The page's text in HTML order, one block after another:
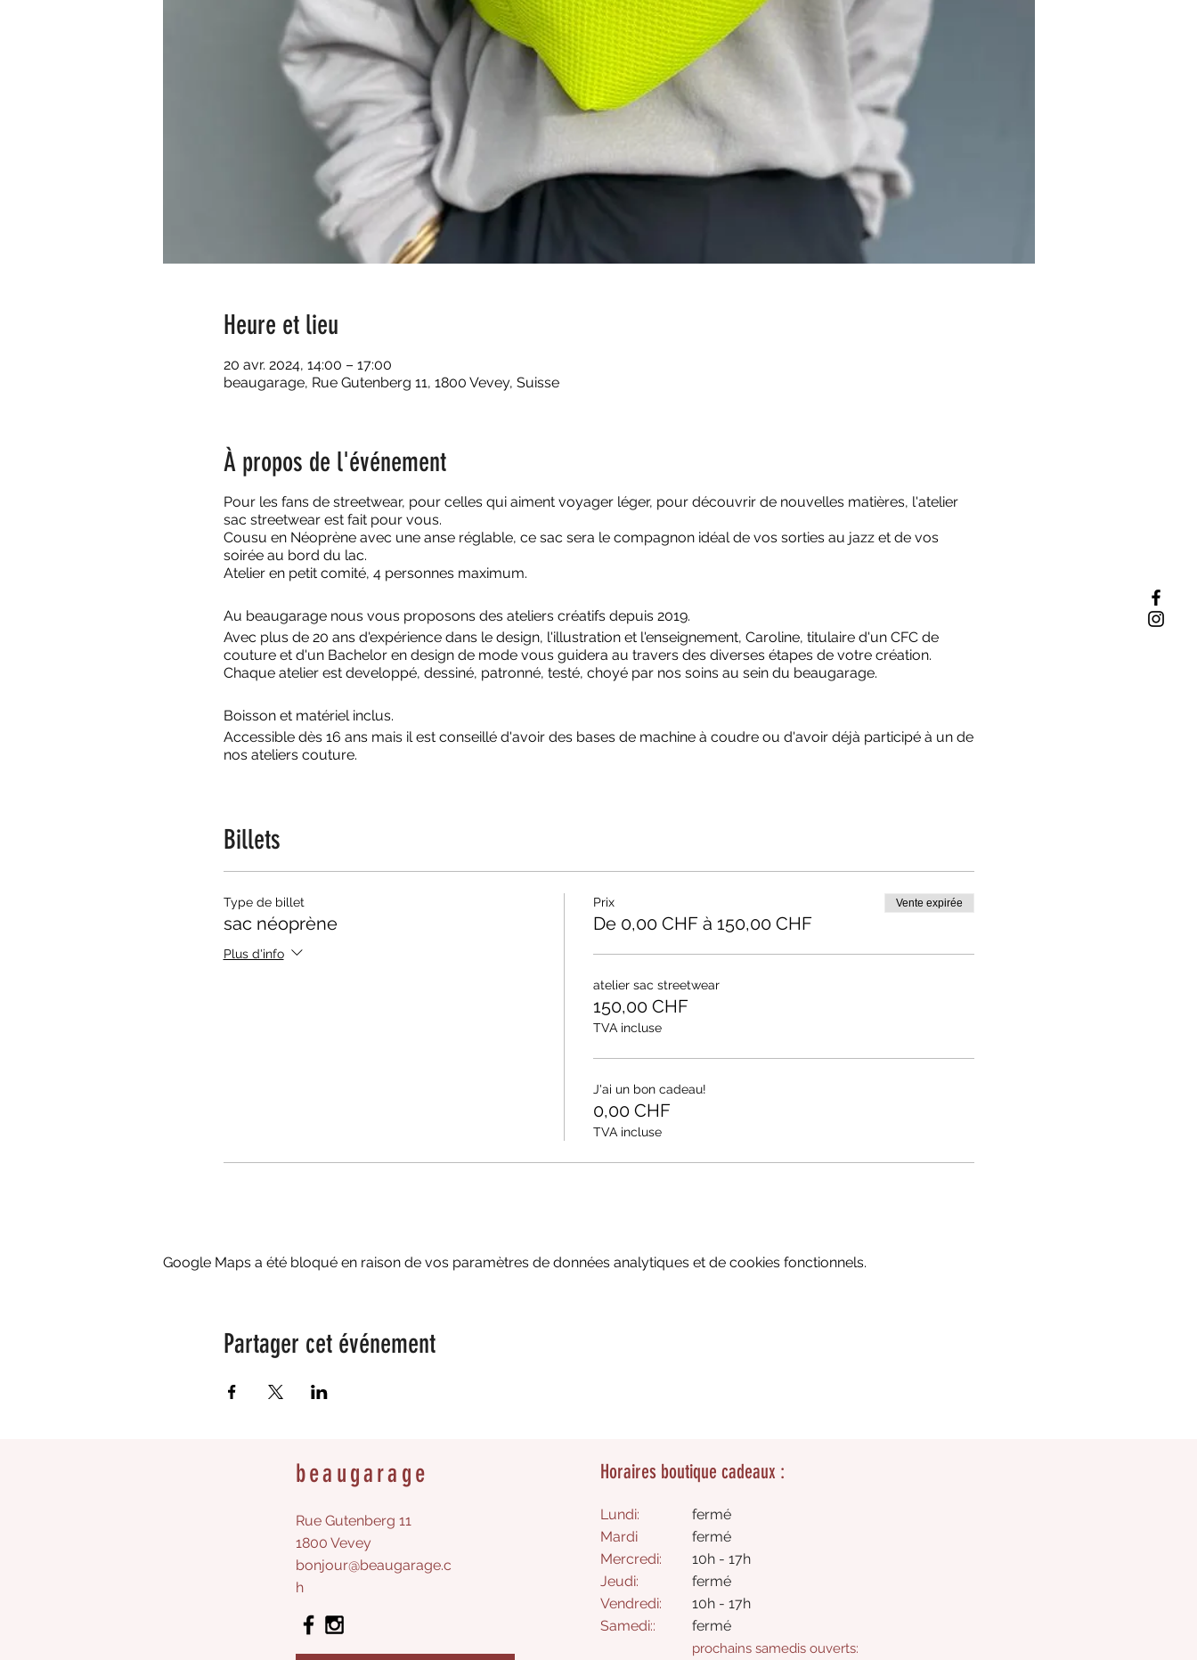
Heure et lieu
20 avr. 2024, 14:00 – 17:00
beaugarage, Rue Gutenberg 11, 1800 Vevey, Suisse
À propos de l'événement
Pour les fans de streetwear, pour celles qui aiment voyager léger, pour découvrir de nouvelles matières, l'atelier
sac streetwear est fait pour vous.
Cousu en Néoprène avec une anse réglable, ce sac sera le compagnon idéal de vos sorties au jazz et de vos
soirée au bord du lac.
Atelier en petit comité, 4 personnes maximum.
Au beaugarage nous vous proposons des ateliers créatifs depuis 2019.
Avec plus de 20 ans d'expérience dans le design, l'illustration et l'enseignement, Caroline, titulaire d'un CFC de
couture et d'un Bachelor en design de mode vous guidera au travers des diverses étapes de votre création.
Chaque atelier est developpé, dessiné, patronné, testé, choyé par nos soins au sein du beaugarage.
Boisson et matériel inclus.
Accessible dès 16 ans mais il est conseillé d'avoir des bases de machine à coudre ou d'avoir déjà participé à un de
nos ateliers couture.
Billets
Type de billet
sac néoprène
Plus d'info
Prix
De 0,00 CHF à 150,00 CHF
Vente expirée
atelier sac streetwear
150,00 CHF
TVA incluse
J'ai un bon cadeau!
0,00 CHF
TVA incluse
Google Maps a été bloqué en raison de vos paramètres de données analytiques et de cookies fonctionnels.
Partager cet événement
beaugarage
Rue Gutenberg 11
1800 Vevey
bonjour@beaugarage.c
h
Horaires boutique cadeaux :
Lundi:
Mardi
Mercredi:
Jeudi:
Vendredi:
Samedi::
fermé
fermé
10h - 17h
fermé​
10h - 17h
​fermé
prochains samedis ouverts: